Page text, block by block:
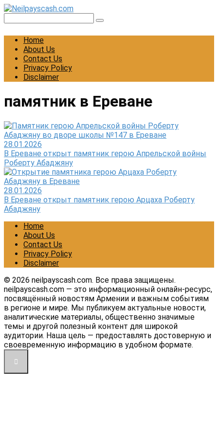
Skip
content
Home
About Us
Contact Us
Privacy Policy
Disclaimer
памятник в Ереване
28.01.2026
В Ереване открыт памятник герою Апрельской войны
Роберту Абаджяну
28.01.2026
В Ереване открыт памятник герою Арцаха Роберту
Абаджяну
Home
About Us
Contact Us
Privacy Policy
Disclaimer
© 2026 neilpayscash.com. Все права защищены.
neilpayscash.com — это информационный онлайн-ресурс,
посвящённый новостям Армении и важным событиям
в регионе и мире. Мы публикуем актуальные новости,
аналитические материалы, общественно значимые
темы и другой полезный контент для широкой
аудитории. Наша цель — предоставлять достоверную и
своевременную информацию в удобном формате.